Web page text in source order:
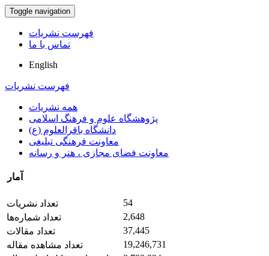
Toggle navigation
فهرست نشریات
تماس با ما
English
فهرست نشریات
همه نشریات
پژوهشگاه علوم و فرهنگ اسلامی
دانشگاه باقرالعلوم (ع)
معاونت فرهنگی تبلیغی
معاونت فضای مجازی ، هنر و رسانه
آمار
تعداد نشریات
54
تعداد شماره‌ها
2,648
تعداد مقالات
37,445
تعداد مشاهده مقاله
19,246,731